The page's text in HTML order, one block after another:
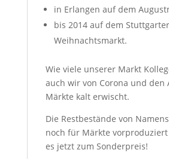
in Erlangen auf dem
bis 2014 auf dem Stuttgarter
Weihnachtsmarkt.
Wie viele unserer Markt
auch wir von Corona und den
Märkte kalt erwischt.
Die Restbestände von
noch für Märkte
es jetzt zum Sonderpreis!